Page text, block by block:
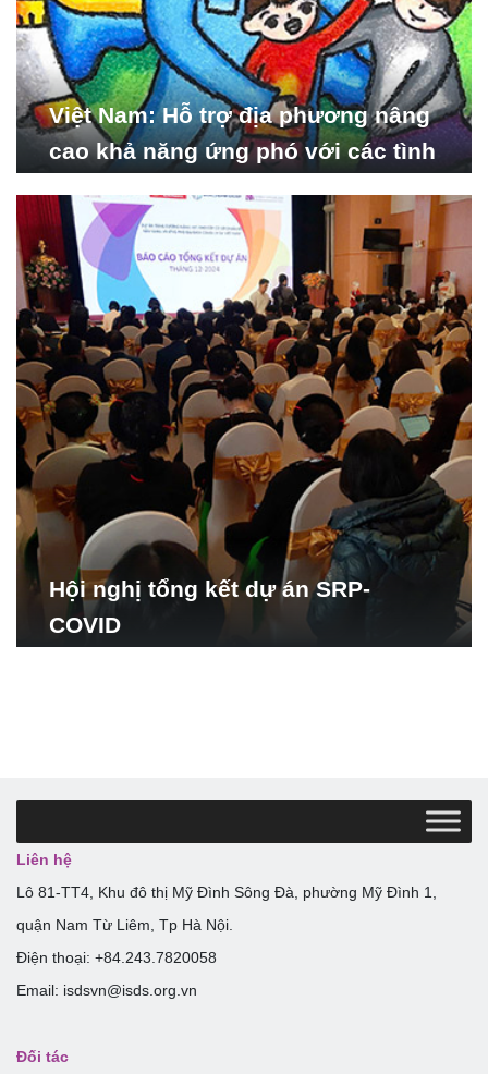
Việt Nam: Hỗ trợ địa phương nâng
cao khả năng ứng phó với các tình
Hội nghị tổng kết dự án SRP-
COVID
Liên hệ
Lô 81-TT4, Khu đô thị Mỹ Đình Sông Đà, phường Mỹ Đình 1,
quận Nam Từ Liêm, Tp Hà Nội.
Điện thoại: +84.243.7820058
Email: isdsvn@isds.org.vn
Đối tác